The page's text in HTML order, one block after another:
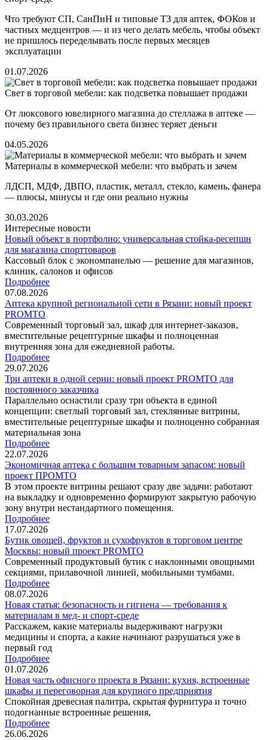
Что требуют СП, СанПиН и типовые ТЗ для аптек, ФОКов и
частных медцентров — и из чего делать мебель, чтобы объект
не пришлось переделывать после первых месяцев
эксплуатации
01.07.2026
Свет в торговой мебели: как подсветка повышает продажи
От люксового ювелирного магазина до стеллажа в аптеке —
почему без правильного света бизнес теряет деньги
04.05.2026
Материалы в коммерческой мебели: что выбрать и зачем
ЛДСП, МДФ, ДВПО, пластик, металл, стекло, камень, фанера
— плюсы, минусы и где они реально нужны
30.03.2026
Интересные новости
Новый объект в портфолио: универсальная стойка-ресепшн
для магазина спорттоваров
Кассовый блок с экономпанелью — решение для магазинов,
клиник, салонов и офисов
Подробнее
07.08.2026
Аптека крупной региональной сети в Рязани: новый проект
PROMTO
Современный торговый зал, шкаф для интернет-заказов,
вместительные рецептурные шкафы и полноценная
внутренняя зона для ежедневной работы.
Подробнее
29.07.2026
Три аптеки в одной серии: новый проект PROMTO для
постоянного заказчика
Параллельно оснастили сразу три объекта в единой
концепции: светлый торговый зал, стеклянные витрины,
вместительные рецептурные шкафы и полноценно собранная
материальная зона
Подробнее
22.07.2026
Экономичная аптека с большим товарным запасом: новый
проект ПРОМТО
В этом проекте витрины решают сразу две задачи: работают
на выкладку и одновременно формируют закрытую рабочую
зону внутри нестандартного помещения.
Подробнее
17.07.2026
Бутик овощей, фруктов и сухофруктов в торговом центре
Москвы: новый проект PROMTO
Современный продуктовый бутик с наклонными овощными
секциями, прилавочной линией, мобильными тумбами.
Подробнее
08.07.2026
Новая статья: безопасность и гигиена — требования к
материалам в мед- и спорт-среде
Расскажем, какие материалы выдерживают нагрузки
медицины и спорта, а какие начинают разрушаться уже в
первый год
Подробнее
01.07.2026
Новая часть офисного проекта в Рязани: кухня, встроенные
шкафы и переговорная для крупного предприятия
Спокойная древесная палитра, скрытая фурнитура и точно
подогнанные встроенные решения,
Подробнее
26.06.2026